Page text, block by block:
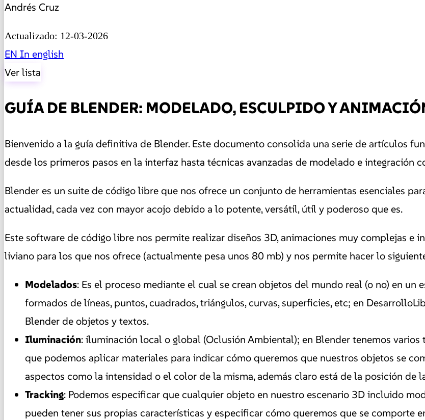
Andrés Cruz
Actualizado: 12-03-2026
EN In english
Ver lista
GUÍA DE BLENDER: MODELADO, ESCULPIDO Y
Bienvenido a la guía definitiva de Blender. Este documento consolida una serie de artículos
desde los primeros pasos en la interfaz hasta técnicas avanzadas de modelado e integración
Blender es un suite de código libre que nos ofrece un conjunto de herramientas esenciales
actualidad, cada vez con mayor acojo debido a lo potente, versátil, útil y poderoso que es.
Este software de código libre nos permite realizar diseños 3D, animaciones muy complejas e
liviano para los que nos ofrece (actualmente pesa unos 80 mb) y nos permite hacer lo
Modelados: Es el proceso mediante el cual se crean objetos del mundo real (o no) en
formados de líneas, puntos, cuadrados, triángulos, curvas, superficies, etc; en
Blender de objetos y textos.
Iluminación: iluminación local o global (Oclusión Ambiental); en Blender tenemos
que podemos aplicar materiales para indicar cómo queremos que nuestros objetos se
aspectos como la intensidad o el color de la misma, además claro está de la posición de
Tracking: Podemos especificar que cualquier objeto en nuestro escenario 3D incluido
pueden tener sus propias características y especificar cómo queremos que se comporte